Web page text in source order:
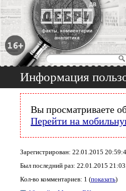
Информация
Вы просматриваете
Перейти на
Зарегистрирован: 22.01.2015
Был последний раз: 22.01.2015
Кол-во комментариев: 1 (показать)